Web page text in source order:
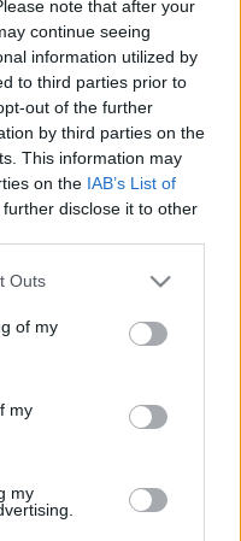
note that after your
continue seeing
information utilized by
to third parties prior to
out of the further
by third parties on the
This information may
on the IAB’s List of
disclose it to other
one or more Google
You may click to
its third-party tags to
in below Google
Outs
of my
my
my
#stroke #rákbetegség